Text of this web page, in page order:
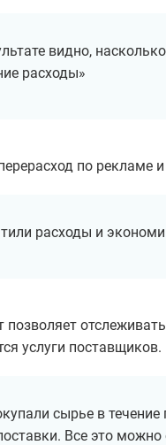
видно,
расходы»
по рекламе
расходы и
услуги поставщиков.
сырье в
Все это